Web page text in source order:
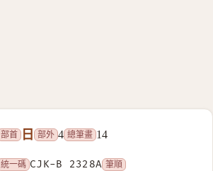
部首 日 部外 4 總筆畫 14
統一碼 CJK-B 2328A 筆順